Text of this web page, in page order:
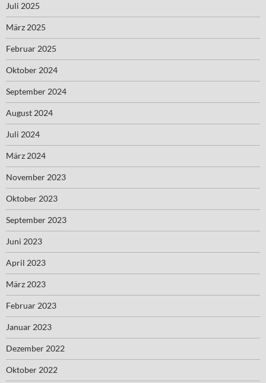
Juli 2025
März 2025
Februar 2025
Oktober 2024
September 2024
August 2024
Juli 2024
März 2024
November 2023
Oktober 2023
September 2023
Juni 2023
April 2023
März 2023
Februar 2023
Januar 2023
Dezember 2022
Oktober 2022